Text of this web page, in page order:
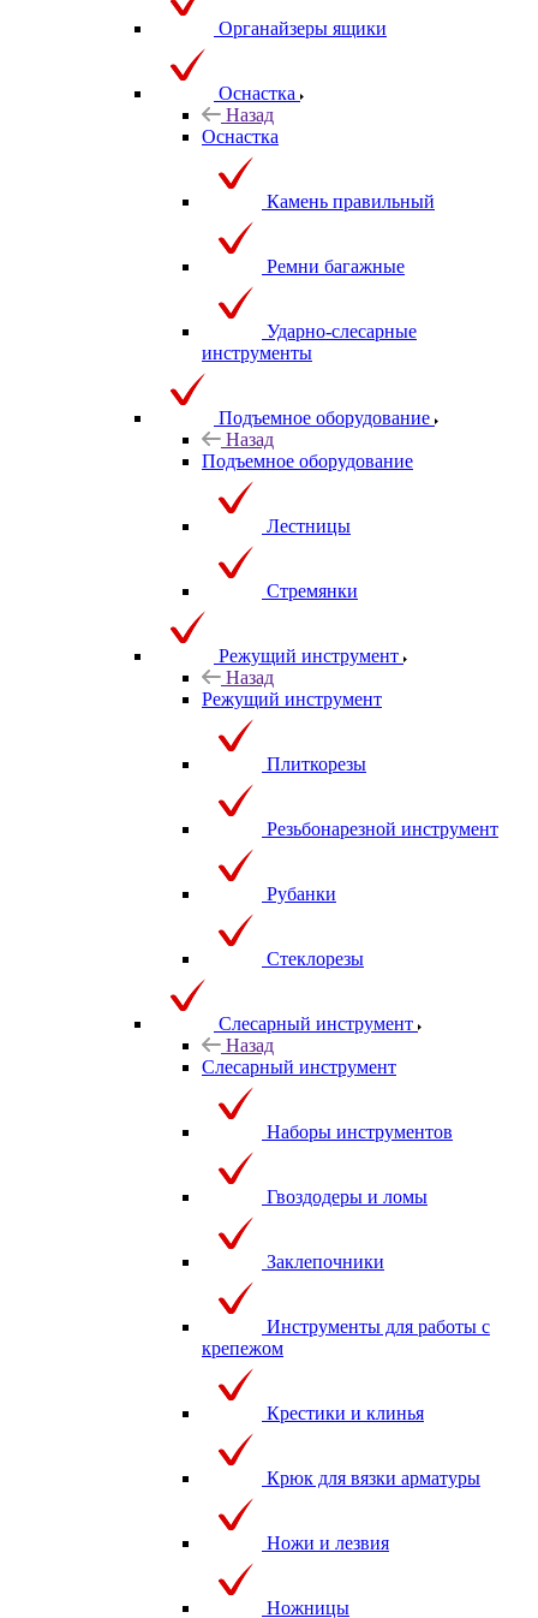
Органайзеры ящики
Оснастка
Назад
Оснастка
Камень правильный
Ремни багажные
Ударно-слесарные
инструменты
Подъемное оборудование
Назад
Подъемное оборудование
Лестницы
Стремянки
Режущий инструмент
Назад
Режущий инструмент
Плиткорезы
Резьбонарезной инструмент
Рубанки
Стеклорезы
Слесарный инструмент
Назад
Слесарный инструмент
Наборы инструментов
Гвоздодеры и ломы
Заклепочники
Инструменты для работы с
крепежом
Крестики и клинья
Крюк для вязки арматуры
Ножи и лезвия
Ножницы